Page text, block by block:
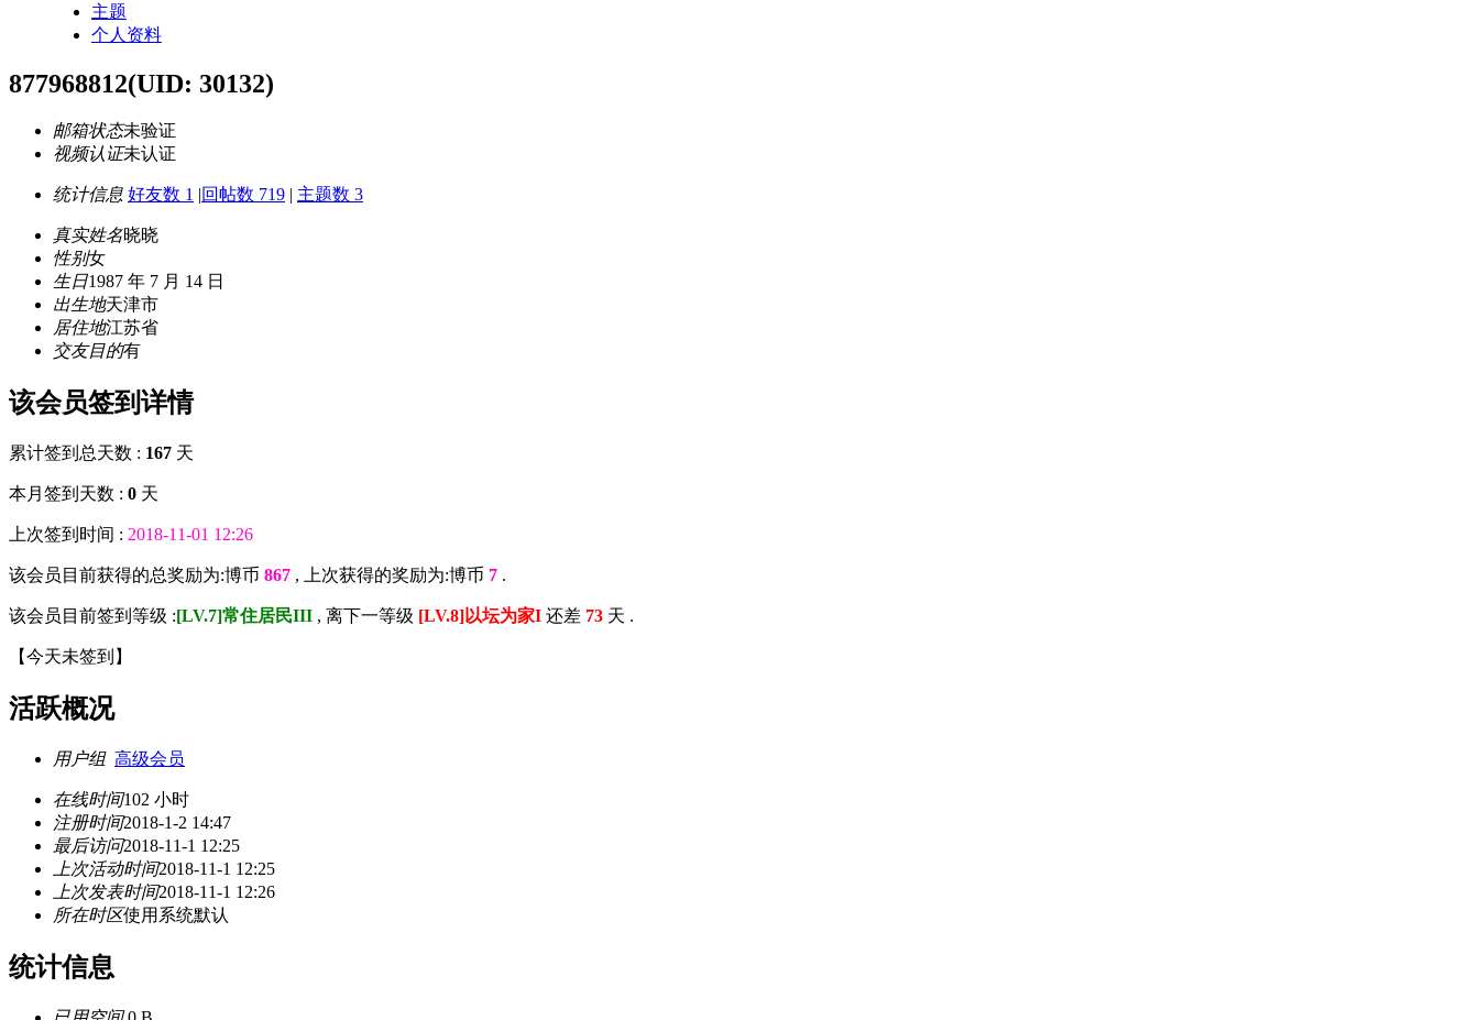
主题
个人资料
877968812(UID: 30132)
邮箱状态未验证
视频认证未认证
统计信息 好友数 1 |回帖数 719 | 主题数 3
真实姓名晓晓
性别女
生日1987 年 7 月 14 日
出生地天津市
居住地江苏省
交友目的有
该会员签到详情
累计签到总天数 : 167 天
本月签到天数 : 0 天
上次签到时间 : 2018-11-01 12:26
该会员目前获得的总奖励为:博币 867 , 上次获得的奖励为:博币 7 .
该会员目前签到等级 :[LV.7]常住居民III , 离下一等级 [LV.8]以坛为家I 还差 73 天 .
【今天未签到 】
活跃概况
用户组 高级会员
在线时间102 小时
注册时间2018-1-2 14:47
最后访问2018-11-1 12:25
上次活动时间2018-11-1 12:25
上次发表时间2018-11-1 12:26
所在时区使用系统默认
统计信息